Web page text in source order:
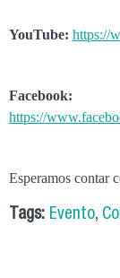
YouTube: https://
Facebook:
https://
Esperamos contar
Tags: Evento,